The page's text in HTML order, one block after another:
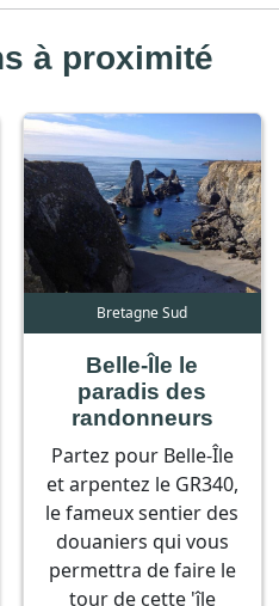
à proximité
Bretagne Sud
Belle-Île le
paradis des
randonneurs
Partez pour Belle-Île
et arpentez le GR340,
le fameux sentier des
douaniers qui vous
permettra de faire le
tour de cette 'île